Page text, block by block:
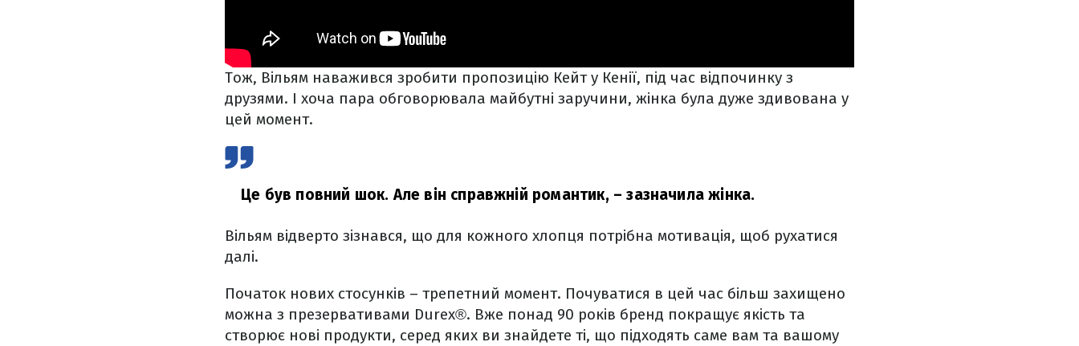
Тож, Вільям наважився зробити пропозицію Кейт у Кенії, під час відпочинку з
друзями. І хоча пара обговорювала майбутні заручини, жінка була дуже здивована у
цей момент.
Це був повний шок. Але він справжній романтик, – зазначила жінка.
Вільям відверто зізнався, що для кожного хлопця потрібна мотивація, щоб рухатися
далі.
Початок нових стосунків – трепетний момент. Почуватися в цей час більш захищено
можна з презервативами Durex®. Вже понад 90 років бренд покращує якість та
створює нові продукти, серед яких ви знайдете ті, що підходять саме вам та вашому